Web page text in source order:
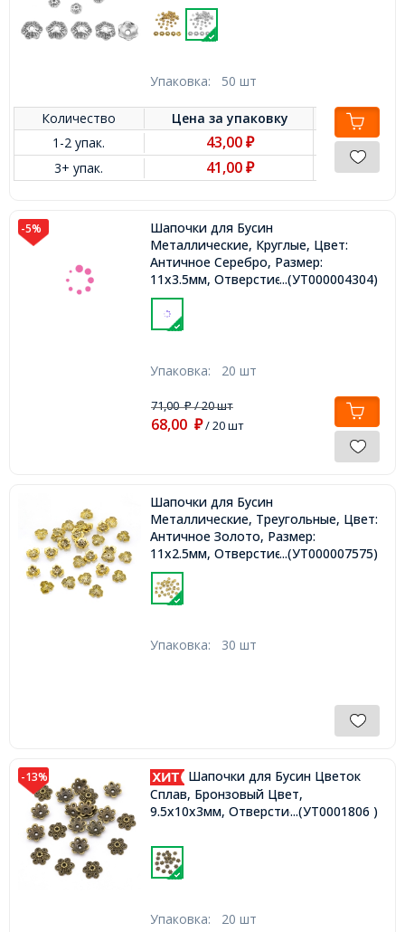
Упаковка: 50 шт
Количество Цена заупаковку
1-2 упак.
43,00₽
3+ упак. 41,00₽
-5%
Шапочки для Бусин
Металлические, Круглые, Цвет:
Античное Серебро, Размер:
11х3.5мм, Отверстие 2мм,...(УТ000004304)
Упаковка: 20 шт
71,00₽/ 20 шт
68,00 ₽/ 20 шт
Шапочки для Бусин
Металлические, Треугольные, Цвет:
Античное Золото, Размер:
11х2.5мм, Отверстие 1.5мм,...(УТ000007575)
Упаковка: 30 шт
-13%
Шапочки для Бусин Цветок
Сплав, Бронзовый Цвет,
9.5х10х3мм, Отверстие 1.5мм,
...(УТ0001806 )
Упаковка: 20 шт